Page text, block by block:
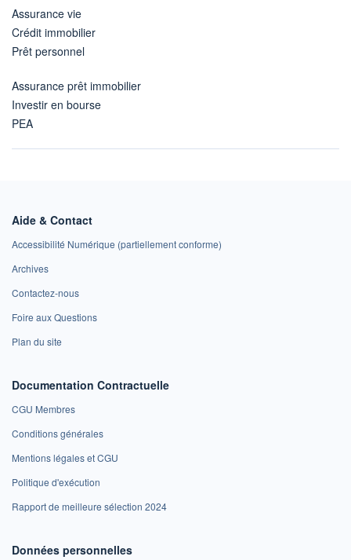
Assurance vie
Crédit immobilier
Prêt personnel
Assurance prêt immobilier
Investir en bourse
PEA
Aide & Contact
Accessibilité Numérique (partiellement conforme)
Archives
Contactez-nous
Foire aux Questions
Plan du site
Documentation Contractuelle
CGU Membres
Conditions générales
Mentions légales et CGU
Politique d'exécution
Rapport de meilleure sélection 2024
Données personnelles